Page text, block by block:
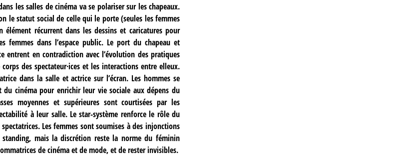
les salles de cinéma va se polariser sur les chapeaux.
le statut social de celle qui le porte (seules les femmes
récurrent dans les dessins et caricatures pour
dans l’espace public. Le port du chapeau et
entrent en contradiction avec l’évolution des pratiques
des spectateur·ices et les interactions entre elleux.
dans la salle et actrice sur l’écran. Les hommes se
cinéma pour enrichir leur vie sociale aux dépens du
moyennes et supérieures sont courtisées par les
à leur salle. Le star-système renforce le rôle du
Les femmes sont soumises à des injonctions
mais la discrétion reste la norme du féminin
de cinéma et de mode, et de rester invisibles.